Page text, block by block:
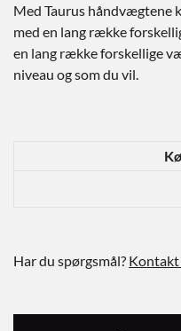
Med Taurus håndvægtene
med en lang række
en lang række forskellige
niveau og som du vil.
Har du spørgsmål? Kontakt